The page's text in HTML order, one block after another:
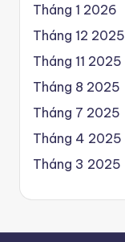
Tháng 1 2026
Tháng 12 2025
Tháng 11 2025
Tháng 8 2025
Tháng 7 2025
Tháng 4 2025
Tháng 3 2025